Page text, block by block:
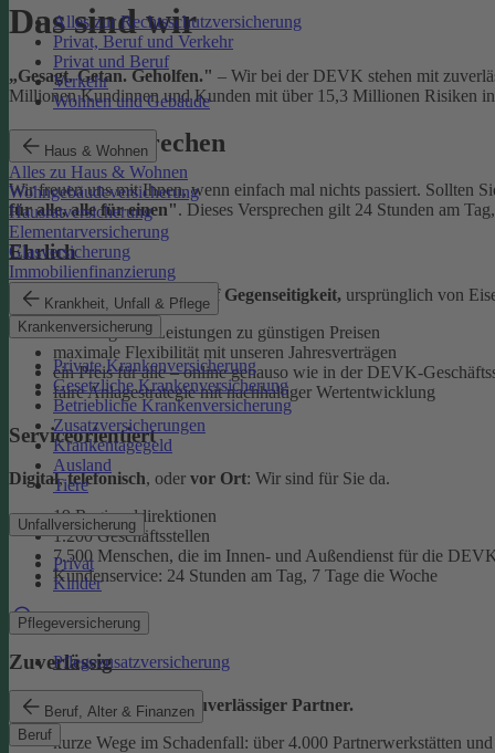
Alles zur Rechtsschutzversicherung
Privat, Beruf und Verkehr
Privat und Beruf
Verkehr
Wohnen und Gebäude
Haus & Wohnen
Alles zu Haus & Wohnen
Wohngebäudeversicherung
Hausratversicherung
Elementarversicherung
Glasversicherung
Immobilienfinanzierung
Krankheit, Unfall & Pflege
Krankenversicherung
Private Krankenversicherung
Gesetzliche Krankenversicherung
Betriebliche Krankenversicherung
Zusatzversicherungen
Krankentagegeld
Ausland
Tiere
Unfallversicherung
Privat
Kinder
Pflegeversicherung
Pflegezusatzversicherung
Beruf, Alter & Finanzen
Beruf
Das sind wir
„Gesagt. Getan. Geholfen." – Wir bei der DEVK stehen mit
Millionen Kundinnen und Kunden mit über 15,3 Millionen Risiken in
Unser Versprechen
Wir freuen uns mit Ihnen, wenn einfach mal nichts passiert. Sollten
für alle, alle für einen". Dieses Versprechen gilt 24 Stunden am
Ehrlich
AlsVersicherungsverein auf Gegenseitigkeit, ursprünglich von
überzeugende Leistungen zu günstigen Preisen
maximale Flexibilität mit unseren Jahresverträgen
ein Preis für alle – online genauso wie in der DEVK-
faire Anlagestrategie mit nachhaltiger Wertentwicklung
Serviceorientiert
Digital,telefonisch, oder vor Ort: Wir sind für Sie da.
19 Regionaldirektionen
1.200 Geschäftsstellen
7.500 Menschen, die im Innen- und Außendienst für die
Kundenservice: 24 Stunden am Tag, 7 Tage die Woche
Beratung finden
Zuverlässig
Wir sind ein starker und zuverlässiger Partner.
kurze Wege im Schadenfall: über 4.000 Partnerwerkstätten